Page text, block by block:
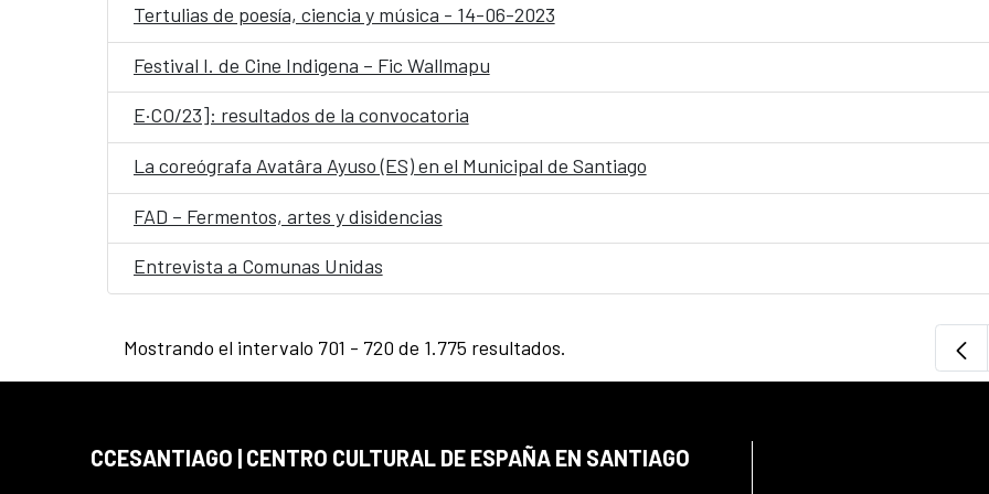
Tertulias de poesía, ciencia y música - 14-06-2023
Festival I. de Cine Indigena – Fic Wallmapu
E·CO/23]: resultados de la convocatoria
La coreógrafa Avatâra Ayuso (ES) en el Municipal de Santiago
FAD – Fermentos, artes y disidencias
Entrevista a Comunas Unidas
Mostrando el intervalo 701 - 720 de 1.775 resultados.
CCESANTIAGO | CENTRO CULTURAL DE ESPAÑA EN SANTIAGO